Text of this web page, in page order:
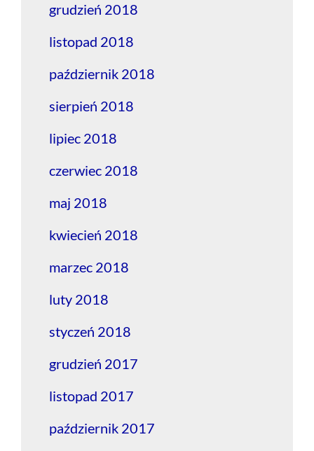
grudzień 2018
listopad 2018
październik 2018
sierpień 2018
lipiec 2018
czerwiec 2018
maj 2018
kwiecień 2018
marzec 2018
luty 2018
styczeń 2018
grudzień 2017
listopad 2017
październik 2017